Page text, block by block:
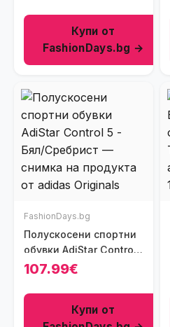
Купи от
FashionDays.bg →
FashionDays.bg
Полускосени спортни
обувки AdiStar Control
5 - Бял/Сребрист
107.99€
Купи от